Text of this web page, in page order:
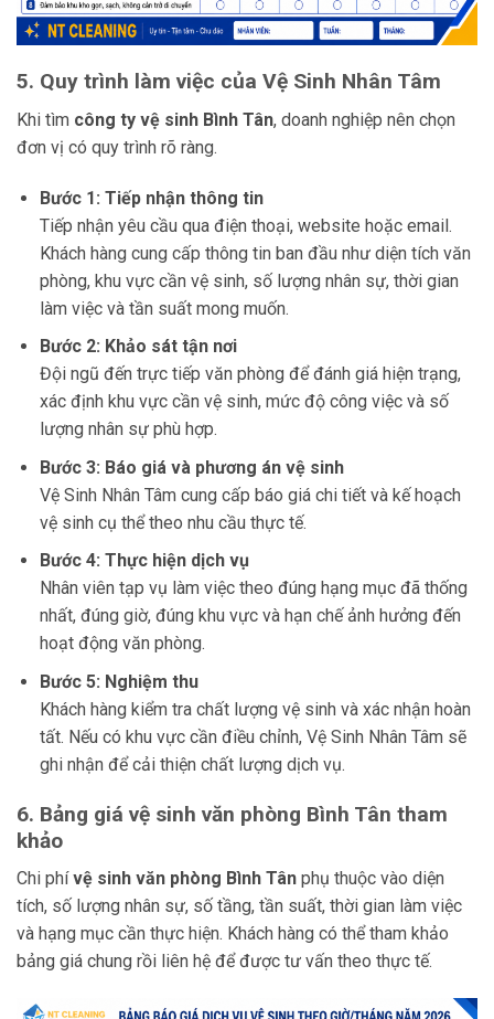
5. Quy trình làm việc của Vệ Sinh Nhân Tâm
Khi tìm công ty vệ sinh Bình Tân, doanh nghiệp nên chọn
đơn vị có quy trình rõ ràng.
Bước 1: Tiếp nhận thông tin
Tiếp nhận yêu cầu qua điện thoại, website hoặc email.
Khách hàng cung cấp thông tin ban đầu như diện tích văn
phòng, khu vực cần vệ sinh, số lượng nhân sự, thời gian
làm việc và tần suất mong muốn.
Bước 2: Khảo sát tận nơi
Đội ngũ đến trực tiếp văn phòng để đánh giá hiện trạng,
xác định khu vực cần vệ sinh, mức độ công việc và số
lượng nhân sự phù hợp.
Bước 3: Báo giá và phương án vệ sinh
Vệ Sinh Nhân Tâm cung cấp báo giá chi tiết và kế hoạch
vệ sinh cụ thể theo nhu cầu thực tế.
Bước 4: Thực hiện dịch vụ
Nhân viên tạp vụ làm việc theo đúng hạng mục đã thống
nhất, đúng giờ, đúng khu vực và hạn chế ảnh hưởng đến
hoạt động văn phòng.
Bước 5: Nghiệm thu
Khách hàng kiểm tra chất lượng vệ sinh và xác nhận hoàn
tất. Nếu có khu vực cần điều chỉnh, Vệ Sinh Nhân Tâm sẽ
ghi nhận để cải thiện chất lượng dịch vụ.
6. Bảng giá vệ sinh văn phòng Bình Tân tham
khảo
Chi phívệ sinh văn phòng Bình Tân phụ thuộc vào diện
tích, số lượng nhân sự, số tầng, tần suất, thời gian làm việc
và hạng mục cần thực hiện. Khách hàng có thể tham khảo
bảng giá chung rồi liên hệ để được tư vấn theo thực tế.